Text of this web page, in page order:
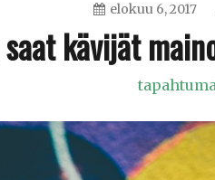
elokuu 6, 2017
kävijät